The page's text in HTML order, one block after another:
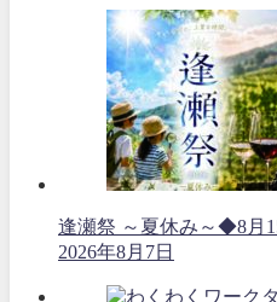
逢瀬祭 ～夏休み～◆8月
2026年8月7日